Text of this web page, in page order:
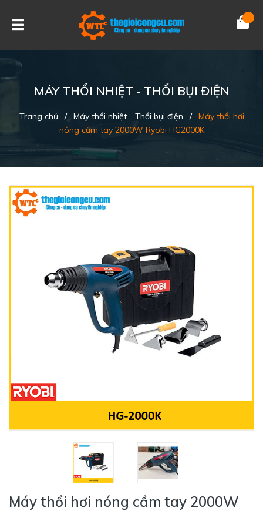
MÁY THỔI NHIỆT - THỔI BỤI ĐIỆN
Trang chủ / Máy thổi nhiệt - Thổi bụi điện / Máy thổi hơi
nóng cầm tay 2000W Ryobi HG2000K
Máy thổi hơi nóng cầm tay 2000W